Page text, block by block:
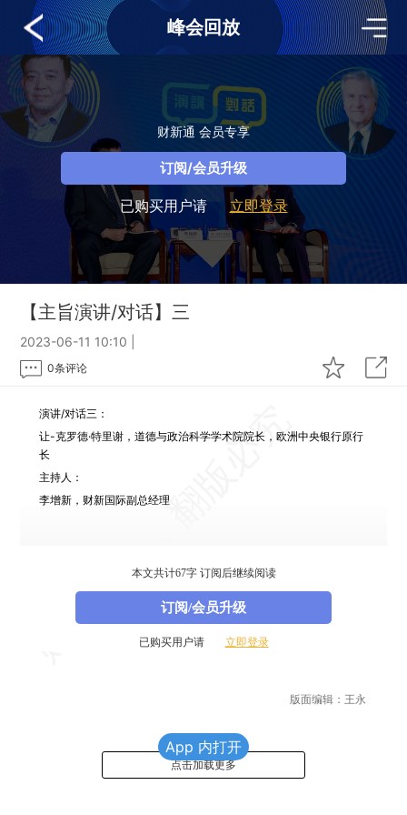
峰会回放
财新通 会员专享
订阅/会员升级
已购买用户请 立即登录
【主旨演讲/对话】三
2023-06-11 10:10
0条评论
演讲/对话三：
让-克罗德·特里谢，道德与政治科学学术院院长，欧洲中央银行原行
长
主持人：
李增新，财新国际副总经理
本文共计67字 订阅后继续阅读
订阅/会员升级
已购买用户请 立即登录
版面编辑：王永
点击加载更多
App 内打开